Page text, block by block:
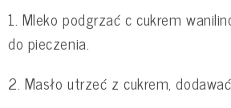
1. Mleko podgrzać c cukrem
do pieczenia.
2. Masło utrzeć z cukrem,